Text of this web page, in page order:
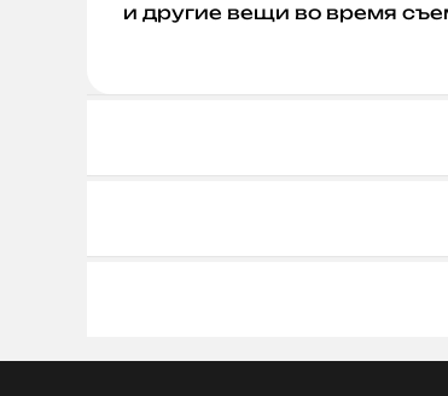
и другие вещи во время